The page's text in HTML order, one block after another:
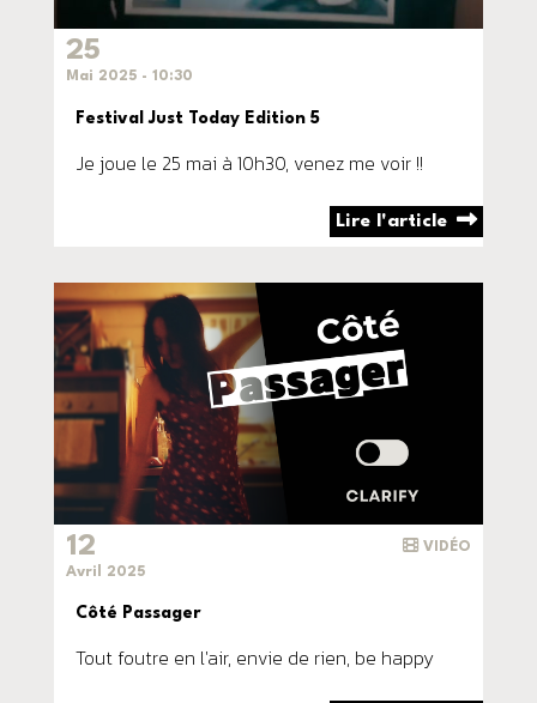
25
Mai 2025 - 10:30
Festival Just Today Edition 5
Je joue le 25 mai à 10h30, venez me voir !!
Lire l'article
VIDÉO
12
Avril 2025
Côté Passager
Tout foutre en l'air, envie de rien, be happy